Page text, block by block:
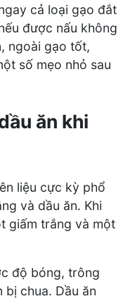
cả loại gạo đắt
được nấu không
ngoài gạo tốt,
số mẹo nhỏ sau
ăn khi
liệu cực kỳ phổ
và dầu ăn. Khi
giấm trắng và một
độ bóng, trông
bị chua. Dầu ăn